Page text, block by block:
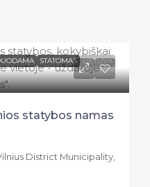
STATOMAS LIETUVA
statybos namas
District Municipality,